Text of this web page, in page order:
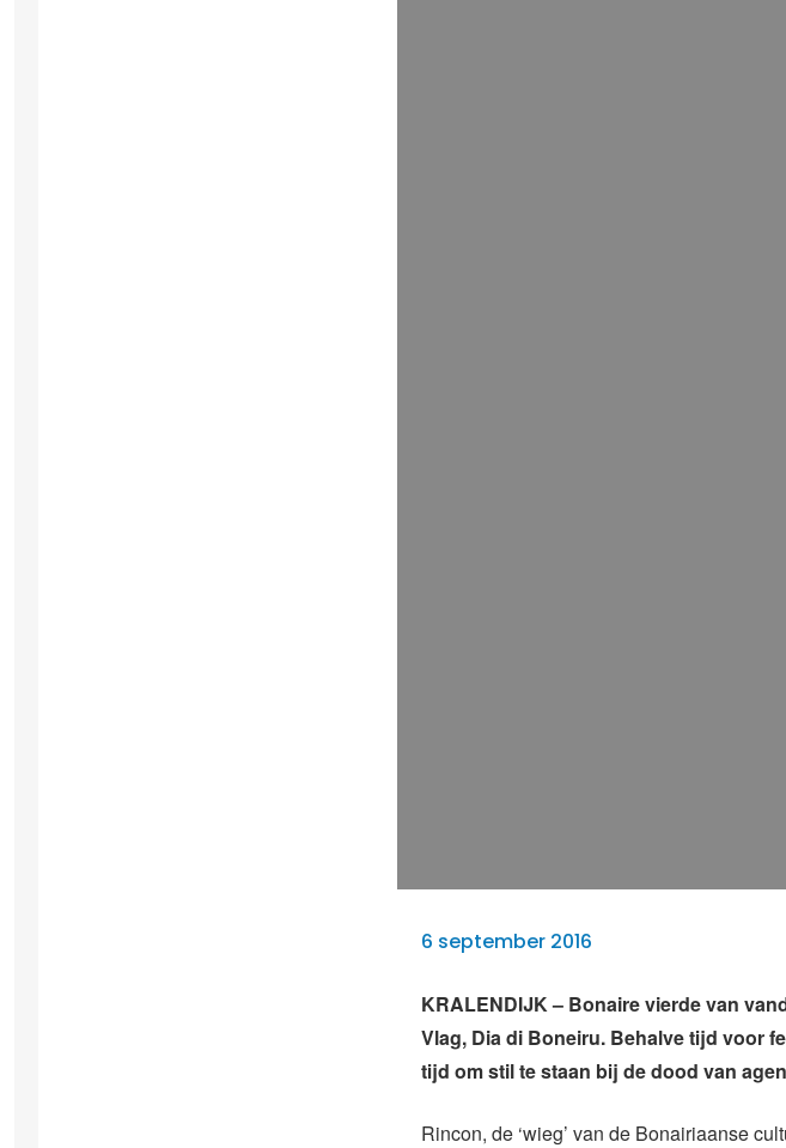
6 september 2016
KRALENDIJK – Bonaire vierde van
Vlag, Dia di Boneiru. Behalve tijd voor
tijd om stil te staan bij de dood van
Rincon, de ‘wieg’ van de Bonairiaanse